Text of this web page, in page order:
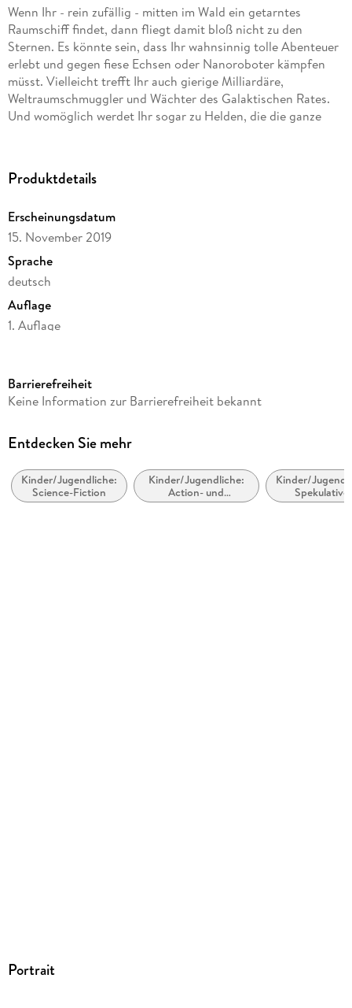
Wenn Ihr - rein zufällig - mitten im Wald ein getarntes
Raumschiff findet, dann fliegt damit bloß nicht zu den
Sternen. Es könnte sein, dass Ihr wahnsinnig tolle Abenteuer
erlebt und gegen fiese Echsen oder Nanoroboter kämpfen
müsst. Vielleicht trefft Ihr auch gierige Milliardäre,
Weltraumschmuggler und Wächter des Galaktischen Rates.
Und womöglich werdet Ihr sogar zu Helden, die die ganze
zehn Jahren.
Produktdetails
Erscheinungsdatum
15. November 2019
Sprache
deutsch
Auflage
1. Auflage
Altersempfehlung
Autor/Autorin
Verlag/Hersteller
BoD - Books on Demand
Barrierefreiheit
Keine Information zur Barrierefreiheit bekannt
Entdecken Sie mehr
Kinder/Jugendliche:
Science-Fiction
Kinder/Jugendliche:
Action- und
Abenteuergeschichten
Kinder/
Spekulative,
utopische
Portrait